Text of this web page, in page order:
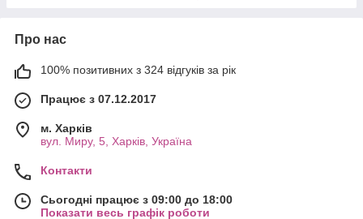
Про нас
100% позитивних з 324 відгуків за рік
Працює з 07.12.2017
м. Харків
вул. Миру, 5, Харків, Україна
Контакти
Сьогодні працює з 09:00 до 18:00
Показати весь графік роботи